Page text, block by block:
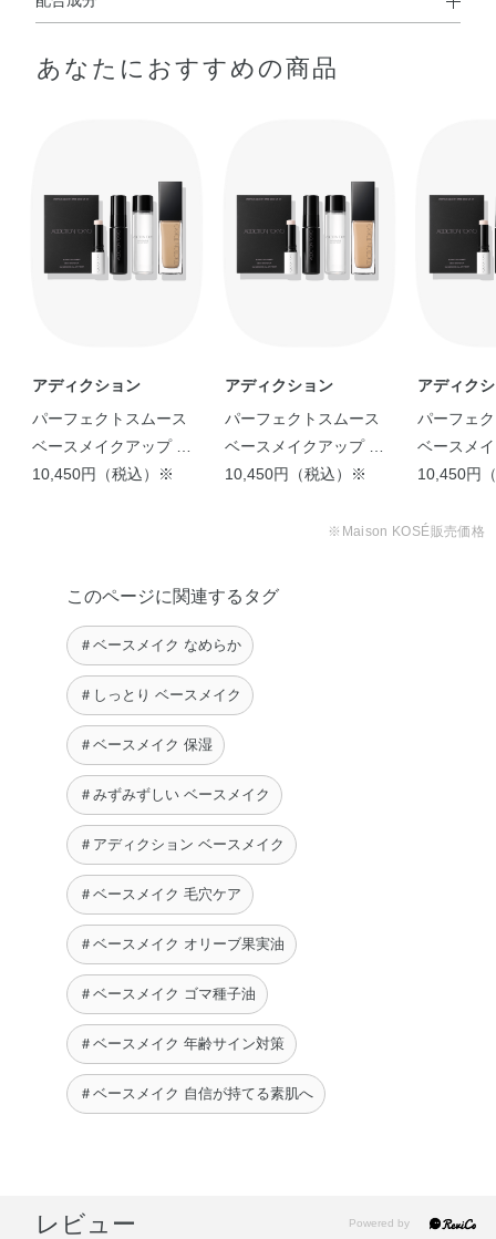
水・メチルトリメチコン・メトキシケイヒ酸エチルヘキシ
ヘキサン酸セチル・ポリグリセリル－3ポリジメチルシロ
キシエチルジメチコン・アルガニアスピノサ核油・オリー
ブ果実油・カニナバラ果実エキス・カニナバラ果実油・カ
ミツレ花エキス・グリチルリチン酸2K・ゴマ種子油・サフ
エキス・BHT・PEG－9ポリジメチルシロキシエチルジメ
－t－ブチルヒドロキシヒドロケイヒ酸）ペンタエリスリチ
ル・ポリヒドロキシステアリン酸・ラウリルPEG－9ポリ
ジメチルシロキシエチルジメチコン・塩化Na・水酸化Al・
フェノキシエタノール・マイカ・酸化チタン・酸化亜鉛・
酸化鉄
◆SILKY BALM STICK
ジメチコン・水・パラフィン・エチルヘキサン酸セチル・
セレシン・ポリシリコーン－11・ポリメチルシルセスキオ
キサン・（カプリル酸／カプリン酸）ヤシアルキル・ラウ
リルPEG－9ポリジメチルシロキシエチルジメチコン・
（トリメチルペンタンジオール／アジピン酸／グリセリ
ン）クロスポリマー・塩化Na・マイクロクリスタリンワッ
クス・BG・オリーブ果実油・カニナバラ果実油・ゴマ種子
油・サフラワー油・ジパルミチン酸アスコルビル・トコフ
ェロール・ホホバ種子油・ラベンダー油・BHT・エチルヘ
キシルグリセリン・グリセリン・シリカ・ジミリスチン酸
Al・ラウロイルリシン・水酸化Al・フェノキシエタノー
ル・酸化チタン・酸化鉄
キサノイン・ジカプリン酸ポリグリセリル－6・ジカプリ
あなたにおすすめの商品
アディクション
パーフェクトスムース
ベースメイクアップ キ
ット
10,450円（税込）※
アディクション
パーフェクトスムース
ベースメイクアップ キ
ット
10,450円（税込）※
アディク
パーフェ
ベースメ
ット
10,450円
※Maison KOSÉ販売価格
このページに関連するタグ
＃ベースメイク なめらか
＃しっとり ベースメイク
＃ベースメイク 保湿
＃みずみずしい ベースメイク
＃アディクション ベースメイク
＃ベースメイク 毛穴ケア
＃ベースメイク オリーブ果実油
＃ベースメイク ゴマ種子油
＃ベースメイク 年齢サイン対策
＃ベースメイク 自信が持てる素肌へ
レビュー